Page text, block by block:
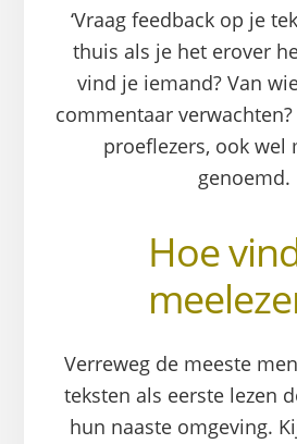
‘Vraag feedback op je
thuis als je het erover
vind je iemand? Van
commentaar
proeflezers, ook wel
genoemd.
Hoe
Verreweg de meeste
teksten als eerste lezen
hun naaste omgeving.